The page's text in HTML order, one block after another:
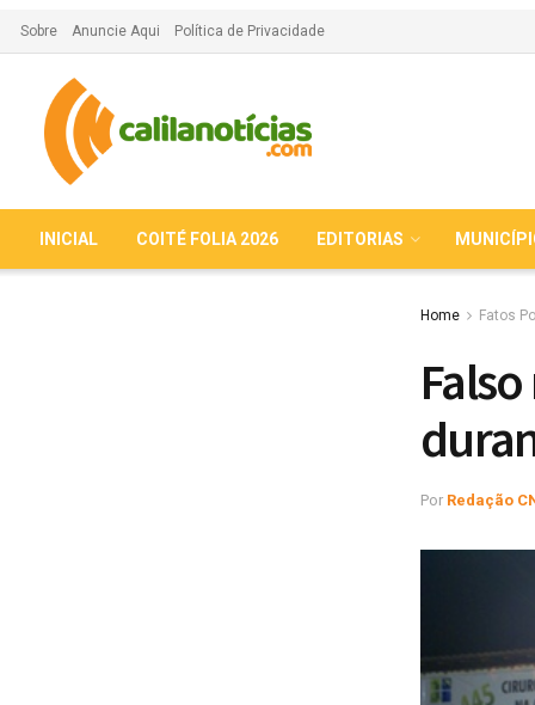
Sobre Anuncie Aqui Política de Privacidade
INICIAL COITÉ FOLIA 2026 EDITORIAS
Home Fatos
Por Redação